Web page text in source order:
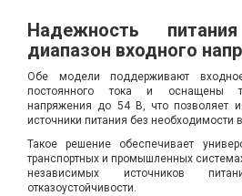
Надежность
диапазон входного
Обе модели поддерживают
постоянного тока и оснащены
напряжения до 54 В, что позволяет
источники питания без необходимости
Такое решение обеспечивает
транспортных и промышленных
независимых источников
отказоустойчивости.